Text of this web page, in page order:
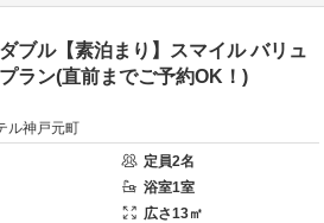
ダブル【素泊まり】スマイル バリュ
ラン(直前までご予約OK！)
ル神戸元町
定員2名
浴室1室
広さ13㎡